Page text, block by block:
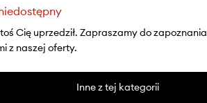
Cię uprzedził. Zapraszamy do
z naszej oferty.
Inne z tej kategorii